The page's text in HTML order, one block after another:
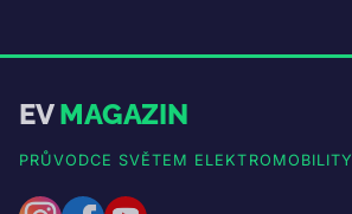
EVMAGAZIN
PRŮVODCE SVĚTEM ELEKTROMOBILITY